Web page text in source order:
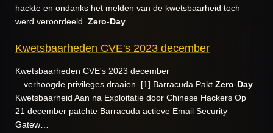
hackte en ondanks het melden van de kwetsbaarheid toch
werd veroordeeld. Zero-Day
Kwetsbaarheden CVE's 2023 december
Kwetsbaarheden CVE's 2023 december
…verhoogde privileges draaien. [1] Barracuda Pakt Zero-Day
Kwetsbaarheid Aan na Exploitatie door Chinese Hackers Op
21 december patchte Barracuda actieve Email Security
Gatew…